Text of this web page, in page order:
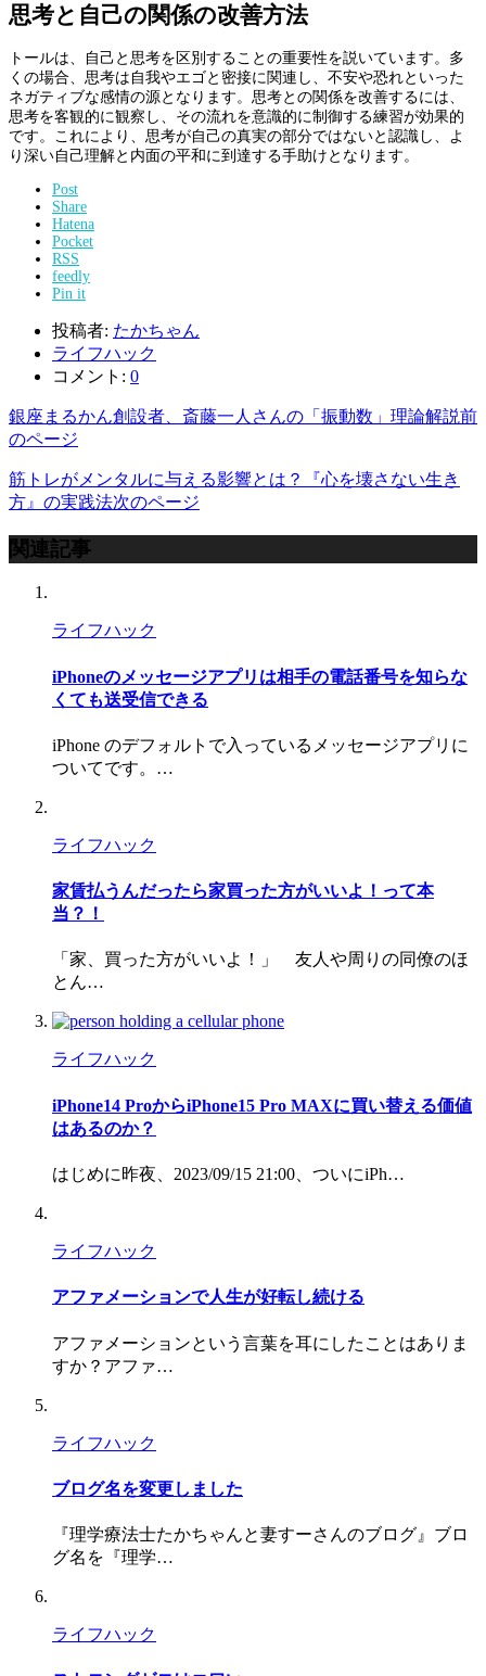
思考と自己の関係の改善方法
トールは、自己と思考を区別することの重要性を説いています。多
くの場合、思考は自我やエゴと密接に関連し、不安や恐れといった
ネガティブな感情の源となります。思考との関係を改善するには、
思考を客観的に観察し、その流れを意識的に制御する練習が効果的
です。これにより、思考が自己の真実の部分ではないと認識し、よ
り深い自己理解と内面の平和に到達する手助けとなります。
Post
Share
Hatena
Pocket
RSS
feedly
Pin it
投稿者: たかちゃん
ライフハック
コメント: 0
銀座まるかん創設者、斎藤一人さんの「振動数」理論解説前
のページ
筋トレがメンタルに与える影響とは？『心を壊さない生き
方』の実践法次のページ
関連記事
ライフハック
iPhoneのメッセージアプリは相手の電話番号を知らな
くても送受信できる
iPhone のデフォルトで入っているメッセージアプリに
ついてです。…
ライフハック
家賃払うんだったら家買った方がいいよ！って本
当？！
「家、買った方がいいよ！」 友人や周りの同僚のほ
とん…
ライフハック
iPhone14 ProからiPhone15 Pro MAXに買い替える価値
はあるのか？
はじめに昨夜、2023/09/15 21:00、ついにiPh…
ライフハック
アファメーションで人生が好転し続ける
アファメーションという言葉を耳にしたことはありま
すか？アファ…
ライフハック
ブログ名を変更しました
『理学療法士たかちゃんと妻すーさんのブログ』ブロ
グ名を『理学…
ライフハック